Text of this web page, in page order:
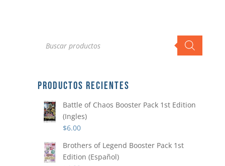
productos
PRODUCTOS RECIENTES
Battle of Chaos Booster Pack 1st Edition
(Ingles)
$6.00
Brothers of Legend Booster Pack 1st
Edition (Español)